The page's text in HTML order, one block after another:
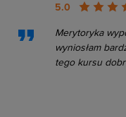
5.0
Merytoryka
wyniosłam
tego kursu